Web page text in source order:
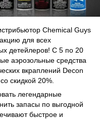
Chemical Guys
для всех
детейлеров! С 5 по 20
аэрозольные средства
вкраплений Decon
скидкой 20%.
легендарные
запасы по выгодной
быстрое и